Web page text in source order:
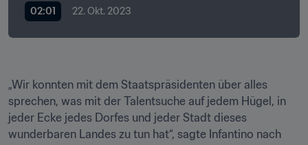
02:01 22. Okt. 2023
„Wir konnten mit dem Staatspräsidenten über alles
sprechen, was mit der Talentsuche auf jedem Hügel, in
jeder Ecke jedes Dorfes und jeder Stadt dieses
wunderbaren Landes zu tun hat“, sagte Infantino nach